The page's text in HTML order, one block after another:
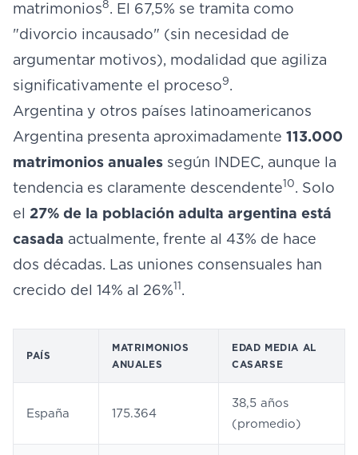
matrimonios8. El 67,5% se tramita como
"divorcio incausado" (sin necesidad de
argumentar motivos), modalidad que agiliza
significativamente el proceso9.
Argentina y otros países latinoamericanos
Argentina presenta aproximadamente 113.000
matrimonios anuales según INDEC, aunque la
tendencia es claramente descendente10. Solo
el 27% de la población adulta argentina está
casada actualmente, frente al 43% de hace
dos décadas. Las uniones consensuales han
crecido del 14% al 26%11.
PAÍS
MATRIMONIOS
ANUALES
EDAD MEDIA AL
CASARSE
España 175.364
38,5 años
(promedio)